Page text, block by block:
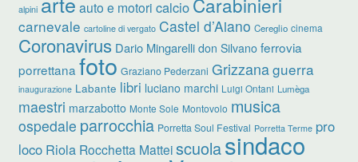
alpini
auto e motori calcio
carnevale cartoline di vergato Castel d’Aiano Cereglio cinema
Coronavirus Dario Mingarelli don Silvano ferrovia
porrettana foto Graziano Pederzani Grizzanaguerra
inaugurazione Labante libri luciano marchi Luigi Ontani Lumèga
maestri marzabotto Monte Sole Montovolo musica
ospedale parrocchia Porretta Soul Festival Porretta Terme pro
loco Riola Rocchetta Matteiscuolasindaco